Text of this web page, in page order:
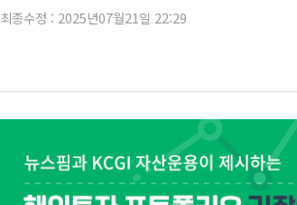
우
동
주
최종수정 : 2025년07월21일 22:29